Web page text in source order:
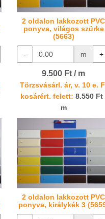
2 oldalon lakkozott PVC
ponyva, világos szürke
(5663)
- m +
9.500 Ft / m
Törzsvásárl. ár, v. 10 e.
kosárért. felett: 8.550 Ft
m
2 oldalon lakkozott PVC
ponyva, királykék 3